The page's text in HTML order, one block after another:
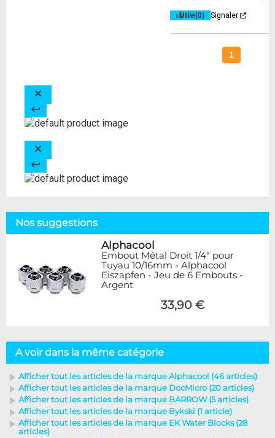
Utile(0) Signaler
1
Nos suggestions
Alphacool
Embout Métal Droit 1/4" pour
Tuyau 10/16mm - Alphacool
Eiszapfen - Jeu de 6 Embouts -
Argent
33,90 €
A voir dans la même catégorie
Afficher tout les articles de la marque Alphacool (46 articles)
Afficher tout les articles de la marque DocMicro (20 articles)
Afficher tout les articles de la marque BARROW (5 articles)
Afficher tout les articles de la marque Bykski (1 article)
Afficher tout les articles de la marque EK Water Blocks (28
articles)